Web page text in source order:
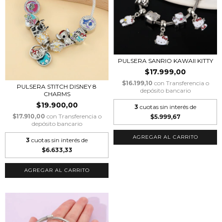
PULSERA STITCH DISNEY 8
CHARMS
$19.900,00
$17.910,00 con Transferencia o
depósito bancario
3 cuotas sin interés de
$6.633,33
AGREGAR AL CARRITO
PULSERA SANRIO KAWAII KITTY
$17.999,00
$16.199,10 con Transferencia o
depósito bancario
3 cuotas sin interés de
$5.999,67